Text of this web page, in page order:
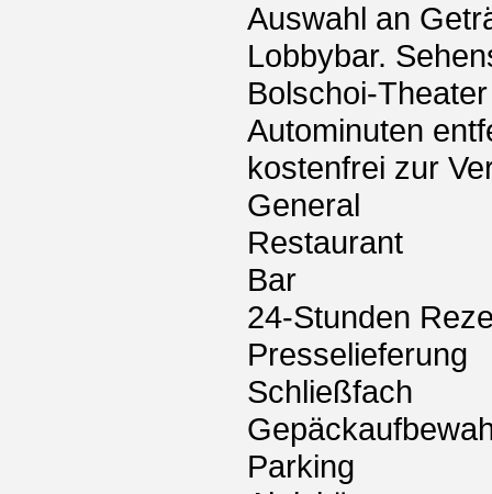
Auswahl an
Lobbybar.
Bolschoi-
Autominuten
kostenfrei zur
General
Restaurant
Bar
24-Stunden
Presselieferung
Schließfach
Parking